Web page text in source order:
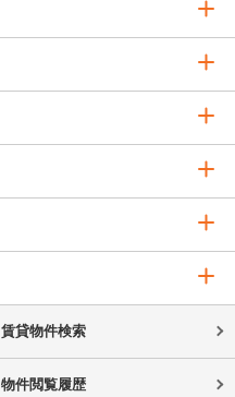
賃貸物件検索
物件閲覧履歴